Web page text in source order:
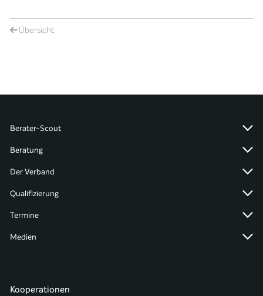
Übersicht
Berater-Scout
Beratung
Der Verband
Qualifizierung
Termine
Medien
Kooperationen